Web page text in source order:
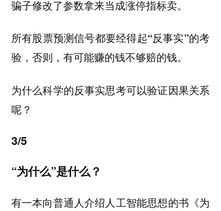
骗子修改了参数拿来当成涨停指标卖。
所有股票预测信号都要经得起“反事实”的考
验，否则，有可能赚的钱不够赔的钱。
为什么科学的反事实思考可以验证因果关系
呢？
3/5
“为什么”是什么？
有一本向普通人介绍人工智能思想的书《为